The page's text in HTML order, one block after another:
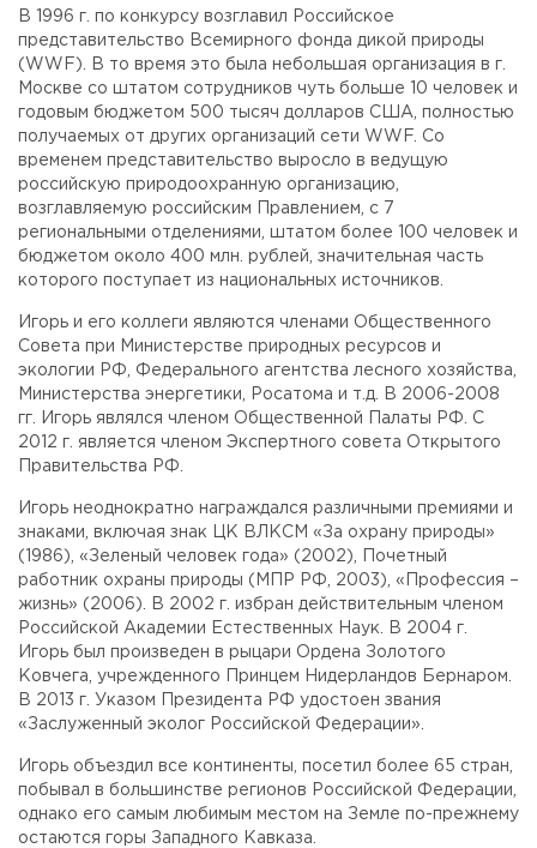
В 1996 г. по конкурсу возглавил Российское
представительство Всемирного фонда дикой природы
(WWF). В то время это была небольшая организация в г.
Москве со штатом сотрудников чуть больше 10 человек и
годовым бюджетом 500 тысяч долларов США, полностью
получаемых от других организаций сети WWF. Со
временем представительство выросло в ведущую
российскую природоохранную организацию,
возглавляемую российским Правлением, с 7
региональными отделениями, штатом более 100 человек и
бюджетом около 400 млн. рублей, значительная часть
которого поступает из национальных источников.
Игорь и его коллеги являются членами Общественного
Совета при Министерстве природных ресурсов и
экологии РФ, Федерального агентства лесного хозяйства,
Министерства энергетики, Росатома и т.д. В 2006-2008
гг. Игорь являлся членом Общественной Палаты РФ. С
2012 г. является членом Экспертного совета Открытого
Правительства РФ.
Игорь неоднократно награждался различными премиями и
знаками, включая знак ЦК ВЛКСМ «За охрану природы»
(1986), «Зеленый человек года» (2002), Почетный
работник охраны природы (МПР РФ, 2003), «Профессия –
жизнь» (2006). В 2002 г. избран действительным членом
Российской Академии Естественных Наук. В 2004 г.
Игорь был произведен в рыцари Ордена Золотого
Ковчега, учрежденного Принцем Нидерландов Бернаром.
В 2013 г. Указом Президента РФ удостоен звания
«Заслуженный эколог Российской Федерации».
Игорь объездил все континенты, посетил более 65 стран,
побывал в большинстве регионов Российской Федерации,
однако его самым любимым местом на Земле по-прежнему
остаются горы Западного Кавказа.